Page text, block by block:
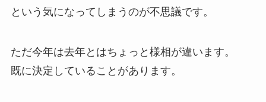
という気になってしまうのが不思議です。
ただ今年は去年とはちょっと様相が違います。
既に決定していることがあります。